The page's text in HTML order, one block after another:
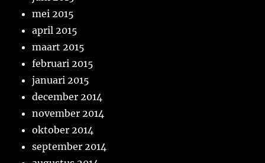
mei 2015
april 2015
maart 2015
februari 2015
januari 2015
december 2014
november 2014
oktober 2014
september 2014